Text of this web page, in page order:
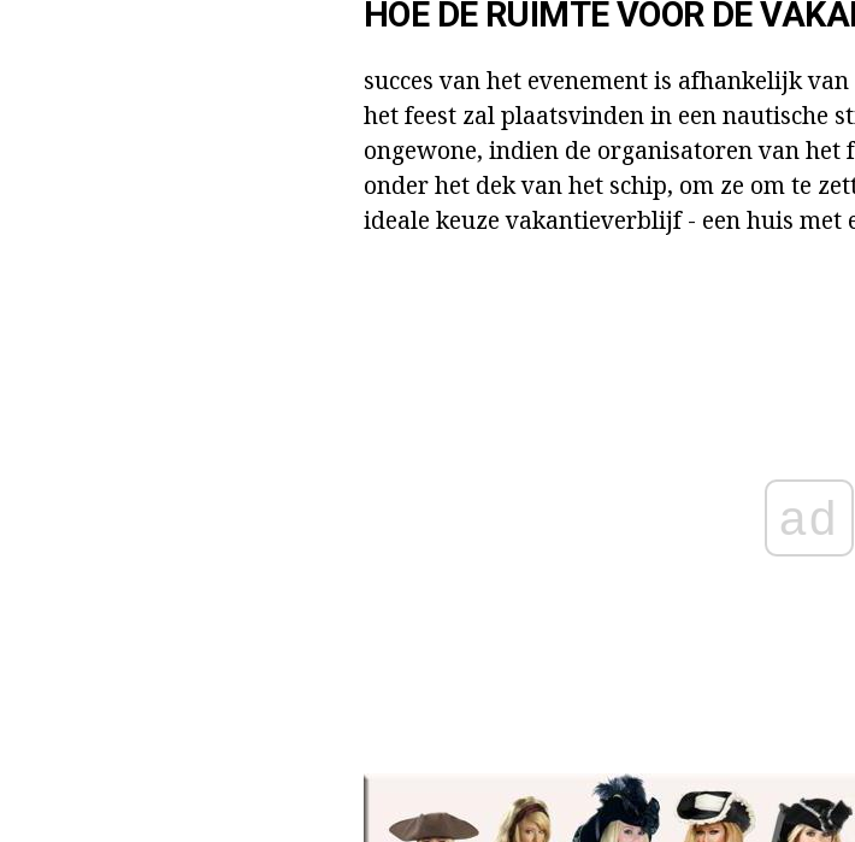
HOE DE RUIMTE VOOR DE
succes van het evenement is afhankelijk
het feest zal plaatsvinden in een nautische
ongewone, indien de organisatoren van
onder het dek van het schip, om ze om te
ideale keuze vakantieverblijf - een huis met
ad